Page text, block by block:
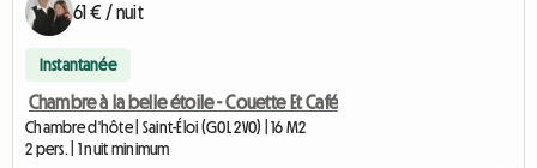
61 € / nuit
Instantanée
Chambre à la belle étoile - Couette Et Café
Chambre d'hôte | Saint-Éloi (G0L 2V0) | 16 M2
2 pers. | 1 nuit minimum